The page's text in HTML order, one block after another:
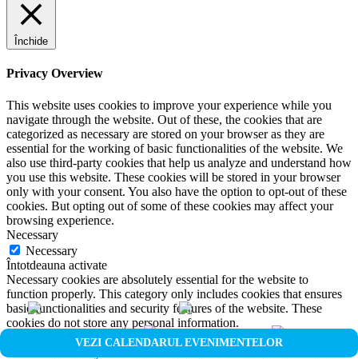
VEZI CALENDARUL EVENIMENTELOR
Închide
Privacy Overview
This website uses cookies to improve your experience while you
navigate through the website. Out of these, the cookies that are
categorized as necessary are stored on your browser as they are
essential for the working of basic functionalities of the website. We
also use third-party cookies that help us analyze and understand how
you use this website. These cookies will be stored in your browser
only with your consent. You also have the option to opt-out of these
cookies. But opting out of some of these cookies may affect your
browsing experience.
Necessary
Necessary
Întotdeauna activate
Necessary cookies are absolutely essential for the website to
function properly. This category only includes cookies that ensures
basic functionalities and security features of the website. These
cookies do not store any personal information.
Non-necessary